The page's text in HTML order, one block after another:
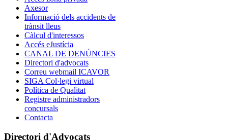
Axesor
Informació dels accidents de
trànsit lleus
Càlcul d'interessos
Accés eJustícia
CANAL DE DENÚNCIES
Directori d'advocats
Correu webmail ICAVOR
SIGA Col·legi virtual
Política de Qualitat
Registre administradors
concursals
Contacta
Directori d'Advocats